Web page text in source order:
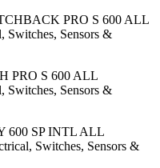
PRO S 600 ALL
Switches, Sensors &
PRO S 600 ALL
Switches, Sensors &
600 SP INTL ALL
Switches, Sensors &